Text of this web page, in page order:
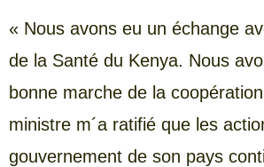
« Nous avons eu un échange
de la Santé du Kenya. Nous
bonne marche de la
ministre m´a ratifié que les
gouvernement de son pays